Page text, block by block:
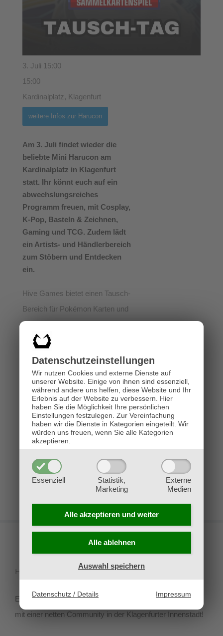
Datenschutz­einstellungen
Wir nutzen Cookies und externe Dienste auf
unserer Website. Einige von ihnen sind essenziell,
während andere uns helfen, diese Website und Ihr
Erlebnis auf der Website zu verbessern. Hier
haben Sie die Möglichkeit Ihre persönlichen
Einstellungen festzulegen. Zur Vereinfachung
haben wir die Dienste in Kategorien eingeteilt. Wir
würden uns freuen, wenn Sie alle Kategorien
akzeptieren.
Essenziell
Statistik,
Marketing
Externe
Medien
Alle akzeptieren und weiter
Alle ablehnen
Auswahl speichern
Datenschutz / Details Impressum
Am 3. Juli findet wieder die
beliebte Mini Harucon am
Kardinalplatz in Klagenfurt
statt. Ihr könnt euch auf ein
abwechslungsreiches
Programm freuen, mit Cosplay,
K-Pop, Basteln & Zeichnen,
Gaming und TCG. Zudem lädt
ein Artists- und Händlerbereich
zum Stöbern und Entdecken
ein.
Hive Games bietet einen Tausch-
Bereich für Pokémon Karten und
Einführungs-Runden in das
Pokémon Sammelkartenspiel
und Yu-Gi-Oh! an.
Beginn: 15:00 Uhr
Ort: Kardinalplatz Klagenfurt
Bei Regen findet der Pokémon-
Tauschtag im Hive statt.
3. Juli 15:00
15:00
Kardinalplatz, Klagenfurt
weitere Infos zur Harucon
HIVEGAMES
Erlebe Tradingcard-Games, Brettspiele und Rollenspiele
mit einer netten Community in der Klagenfurter Innenstadt!